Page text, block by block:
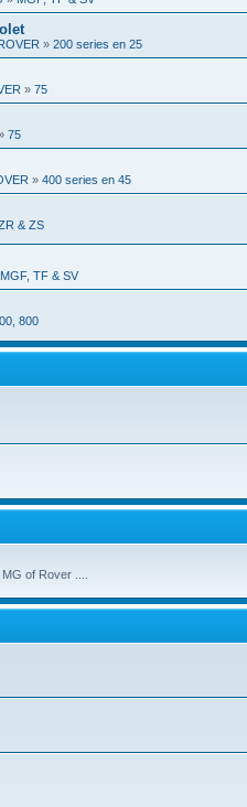
» 200 series en 25
» 75
75
» 400 series en 45
& ZS
MGF, TF & SV
800
of Rover ....